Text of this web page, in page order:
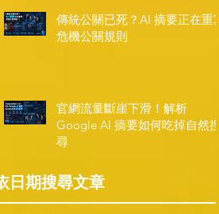
傳統公關已死？AI 摘要正在重寫
危機公關規則
官網流量斷崖下滑！解析
Google AI 摘要如何吃掉自然搜
尋
日期搜尋文章